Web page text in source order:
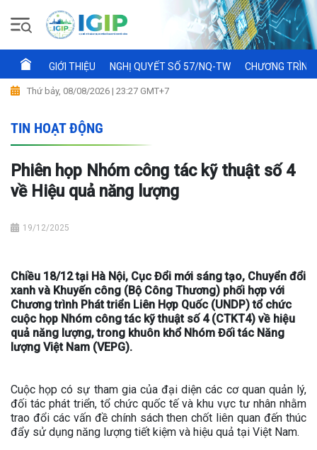
GIỚI THIỆU NGHỊ QUYẾT SỐ 57/NQ-TW CHƯƠNG
Thứ bảy, 08/08/2026 | 23:27 GMT+7
TIN HOẠT ĐỘNG
Phiên họp Nhóm công tác kỹ thuật số 4
về Hiệu quả năng lượng
19/12/2025
Chiều 18/12 tại Hà Nội, Cục Đổi mới sáng tạo, Chuyển đổi
xanh và Khuyến công (Bộ Công Thương) phối hợp với
Chương trình Phát triển Liên Hợp Quốc (UNDP) tổ chức
cuộc họp Nhóm công tác kỹ thuật số 4 (CTKT4) về hiệu
quả năng lượng, trong khuôn khổ Nhóm Đối tác Năng
lượng Việt Nam (VEPG).
Cuộc họp có sự tham gia của đại diện các cơ quan quản lý,
đối tác phát triển, tổ chức quốc tế và khu vực tư nhân nhằm
trao đổi các vấn đề chính sách then chốt liên quan đến thúc
đẩy sử dụng năng lượng tiết kiệm và hiệu quả tại Việt Nam.